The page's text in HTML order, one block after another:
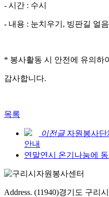
- 시간 : 수시
- 내용 : 눈치우기, 빙판길 얼
* 봉사활동 시 안전에 유의하
감사합니다.
목록
이전글 자원봉사
안내
연말연시 온기나눔에
Address. (11940)경기도 구리